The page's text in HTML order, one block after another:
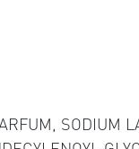
SODIUM